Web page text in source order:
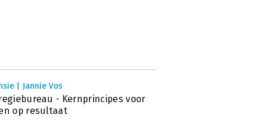
| Jannie Vos
- Kernprincipes voor
op resultaat